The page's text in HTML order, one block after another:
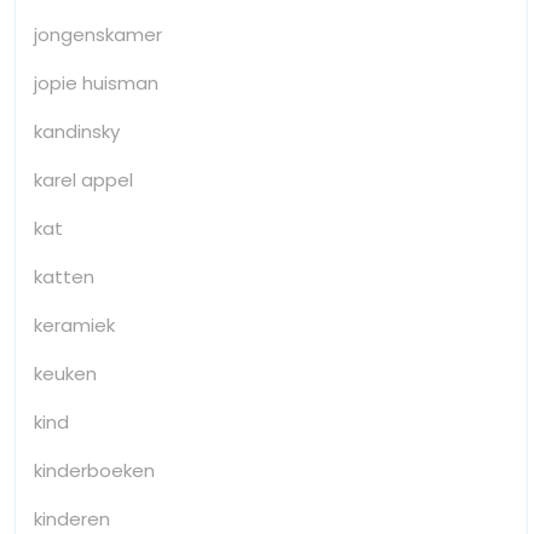
jongenskamer
jopie huisman
kandinsky
karel appel
kat
katten
keramiek
keuken
kind
kinderboeken
kinderen